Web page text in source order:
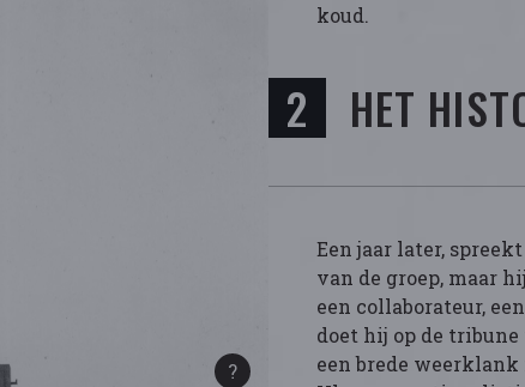
koud.
HET
Een jaar later,
van de groep, maar
een collaborateur,
doet hij op de tribune
een brede